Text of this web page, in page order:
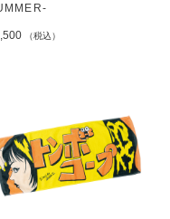
（税込）